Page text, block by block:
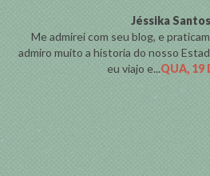
Jéssika Santos
Me admirei com seu blog, e
admiro muito a historia do nosso
eu viajo e...QUA, 19